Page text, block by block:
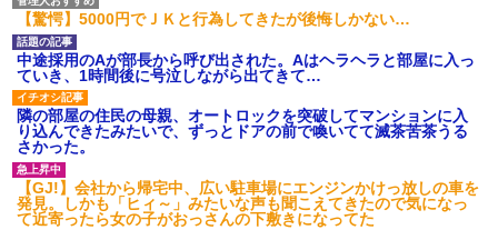
【驚愕】5000円でＪＫと行為してきたが後悔しかない…
中途採用のAが部長から呼び出された。Aはヘラヘラと部屋に入っ
ていき、1時間後に号泣しながら出てきて…
隣の部屋の住民の母親、オートロックを突破してマンションに入
り込んできたみたいで、ずっとドアの前で喚いてて滅茶苦茶うる
さかった。
【GJ!】会社から帰宅中、広い駐車場にエンジンかけっ放しの車を
発見。しかも「ヒィ～」みたいな声も聞こえてきたので気になっ
て近寄ったら女の子がおっさんの下敷きになってた